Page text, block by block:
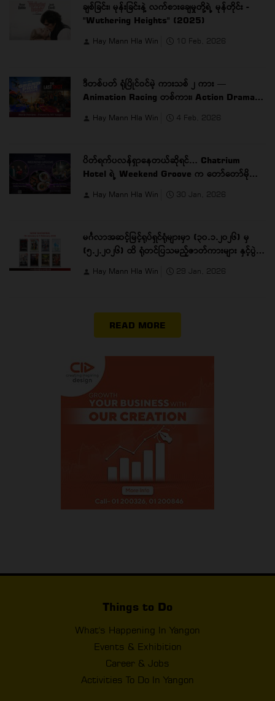
ချစ်ခြင်း၊ မုန်းခြင်းနဲ့ လက်စားချေမှုတို့ရဲ့ မုန်တိုင်း -
"Wuthering Heights" (2025)
Hay Mann Hla Win 10 Feb, 2026
ဒီတစ်ပတ် ရုံပြိုင်ဝင်မဲ့ ကားသစ် ၂ ကား —
Animation Racing တစ်ကား၊ Action Drama
Hay Mann Hla Win 4 Feb, 2026
ပိတ်ရက်ပလန်ရှာနေတယ်ဆိုရင်… Chatrium
Hotel ရဲ့ Weekend Groove က တော်တော်မိုက်ပါ
Hay Mann Hla Win 30 Jan, 2026
မင်္ဂလာအဆင့်မြင့်ရုပ်ရှင်ရုံများမှာ (၃၀.၁.၂၀၂၆) မှ
(၅.၂.၂၀၂၆) ထိ ရုံတင်ပြသမည့်ဇာတ်ကားများ နှင့်ပွဲ
Hay Mann Hla Win 29 Jan, 2026
READ MORE
Things to Do
What's Happening In Yangon
Events & Exhibition
Career & Jobs
Activities To Do In Yangon